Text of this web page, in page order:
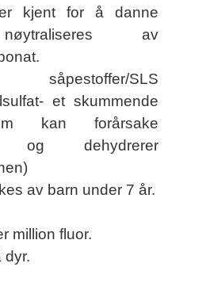
kjent for å danne
av
SLS
et skummende
kan forårsake
og dehydrerer
av barn under 7 år.
million fluor.
dyr.